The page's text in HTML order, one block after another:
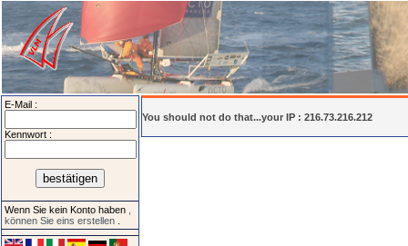
E-Mail :
Kennwort :
Wenn Sie kein Konto haben
können Sie eins erstellen
You should not do that...your IP : 216.73.216.212